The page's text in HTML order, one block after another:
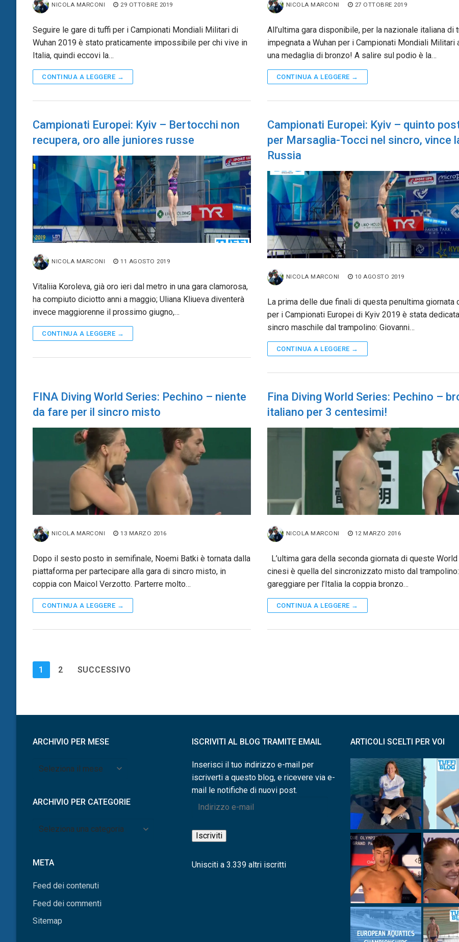
NICOLA MARCONI 29 OTTOBRE 2019
Seguire le gare di tuffi per i Campionati Mondiali Militari di
Wuhan 2019 è stato praticamente impossibile per chi vive in
Italia, quindi eccovi la…
CONTINUA A LEGGERE →
NICOLA MARCONI 27 OTTOBRE 2019
All’ultima gara disponibile, per la nazionale italiana di
impegnata a Wuhan per i Campionati Mondiali Militari
una medaglia di bronzo! A salire sul podio è la…
CONTINUA A LEGGERE →
Campionati Europei: Kyiv – Bertocchi non
recupera, oro alle juniores russe
NICOLA MARCONI 11 AGOSTO 2019
Vitaliia Koroleva, già oro ieri dal metro in una gara clamorosa,
ha compiuto diciotto anni a maggio; Uliana Kliueva diventerà
invece maggiorenne il prossimo giugno,…
CONTINUA A LEGGERE →
Campionati Europei: Kyiv – quinto
per Marsaglia-Tocci nel sincro, vince
Russia
NICOLA MARCONI 10 AGOSTO 2019
La prima delle due finali di questa penultima giornata
per i Campionati Europei di Kyiv 2019 è stata
sincro maschile dal trampolino: Giovanni…
CONTINUA A LEGGERE →
FINA Diving World Series: Pechino – niente
da fare per il sincro misto
NICOLA MARCONI 13 MARZO 2016
Dopo il sesto posto in semifinale, Noemi Batki è tornata dalla
piattaforma per partecipare alla gara di sincro misto, in
coppia con Maicol Verzotto. Parterre molto…
CONTINUA A LEGGERE →
Fina Diving World Series: Pechino –
italiano per 3 centesimi!
NICOLA MARCONI 12 MARZO 2016
L’ultima gara della seconda giornata di queste
cinesi è quella del sincronizzato misto dal
gareggiare per l’Italia la coppia bronzo…
CONTINUA A LEGGERE →
Paginazione
1 2 SUCCESSIVO
ARCHIVIO PER MESE
Archivio
ARCHIVIO PER CATEGORIE
Archivio
META
Feed dei contenuti
Feed dei commenti
Sitemap
ISCRIVITI AL BLOG TRAMITE EMAIL
Inserisci il tuo indirizzo e-mail per
iscriverti a questo blog, e ricevere via e-
mail le notifiche di nuovi post.
Indirizzo
mail
Iscriviti
Unisciti a 3.339 altri iscritti
ARTICOLI SCELTI PER VOI